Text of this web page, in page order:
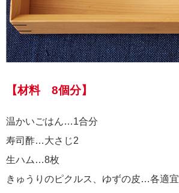
【材料 8個分】
温かいごはん…1合分
寿司酢…大さじ2
生ハム…8枚
きゅうりのピクルス、ゆずの皮…各適宜